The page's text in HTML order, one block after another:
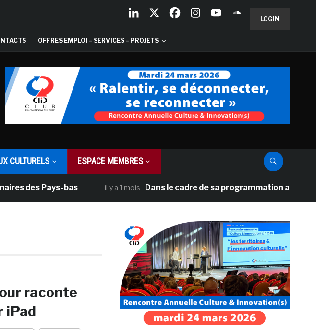
LOGIN
OFFRES EMPLOI – SERVICES – PROJETS
CULTURELS ESPACE MEMBRES
Pays-bas il y a 1 mois Dans le cadre de sa programmation américaine,
raconte
iPad